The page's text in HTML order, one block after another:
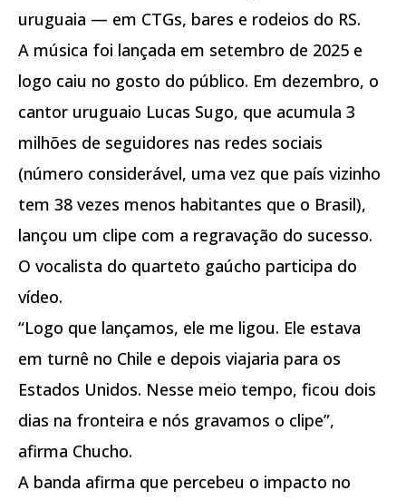
uruguaia — em CTGs, bares e rodeios do RS.
A música foi lançada em setembro de 2025 e
logo caiu no gosto do público. Em dezembro, o
cantor uruguaio Lucas Sugo, que acumula 3
milhões de seguidores nas redes sociais
(número considerável, uma vez que país vizinho
tem 38 vezes menos habitantes que o Brasil),
lançou um clipe com a regravação do sucesso.
O vocalista do quarteto gaúcho participa do
vídeo.
“Logo que lançamos, ele me ligou. Ele estava
em turnê no Chile e depois viajaria para os
Estados Unidos. Nesse meio tempo, ficou dois
dias na fronteira e nós gravamos o clipe”,
afirma Chucho.
A banda afirma que percebeu o impacto no